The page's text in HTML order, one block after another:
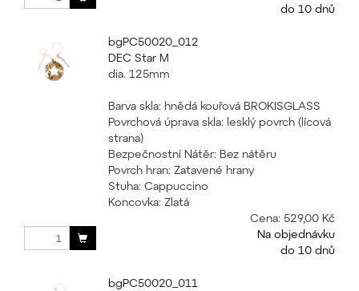
do 10 dnů
bgPC50020_012
DEC Star M
dia. 125mm
Barva skla: hnědá kouřová BROKISGLASS
Povrchová úprava skla: lesklý povrch (lícová
strana)
Bezpečnostní Nátěr: Bez nátěru
Povrch hran: Zatavené hrany
Stuha: Cappuccino
Koncovka: Zlatá
Cena: 529,00 Kč
Na objednávku
do 10 dnů
bgPC50020_011